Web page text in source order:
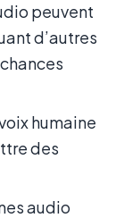
peuvent
d’autres
humaine
des
audio